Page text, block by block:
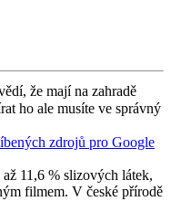
že mají na zahradě
ho ale musíte ve správný
zdrojů pro Google
11,6 % slizových látek,
filmem. V české přírodě